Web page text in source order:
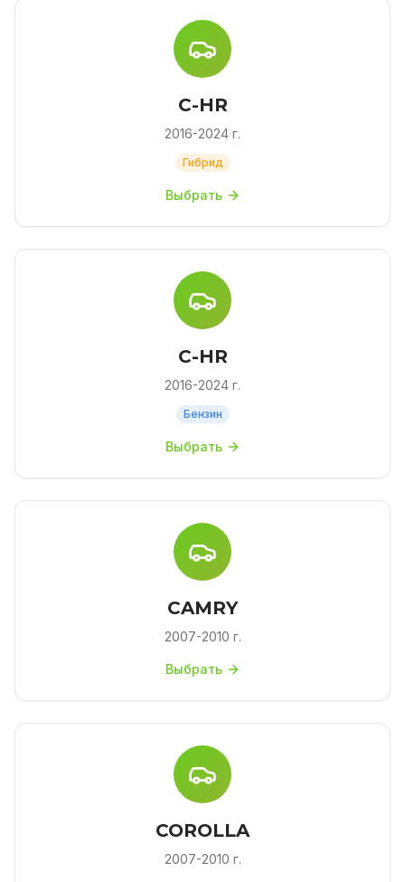
C-HR
2016-2024 г.
Гибрид
Выбрать
C-HR
2016-2024 г.
Бензин
Выбрать
CAMRY
2007-2010 г.
Выбрать
COROLLA
2007-2010 г.